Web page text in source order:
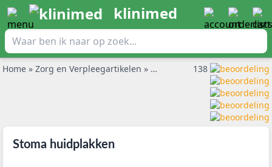
klinimed
Home » Zorg en Verpleegartikelen » Stoma huidplakken
138
Stoma huidplakken